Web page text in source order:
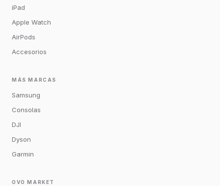
iPad
Apple Watch
AirPods
Accesorios
MÁS MARCAS
Samsung
Consolas
DJI
Dyson
Garmin
OVO MARKET